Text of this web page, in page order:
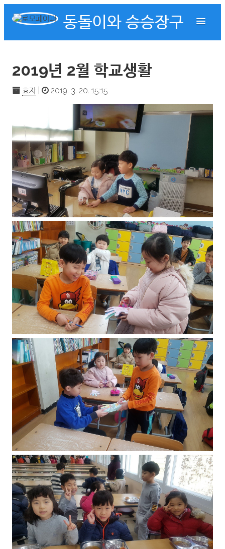
동돌이와 승승장구
2019년 2월 학교생활
효자| 2019. 3. 20. 15:15